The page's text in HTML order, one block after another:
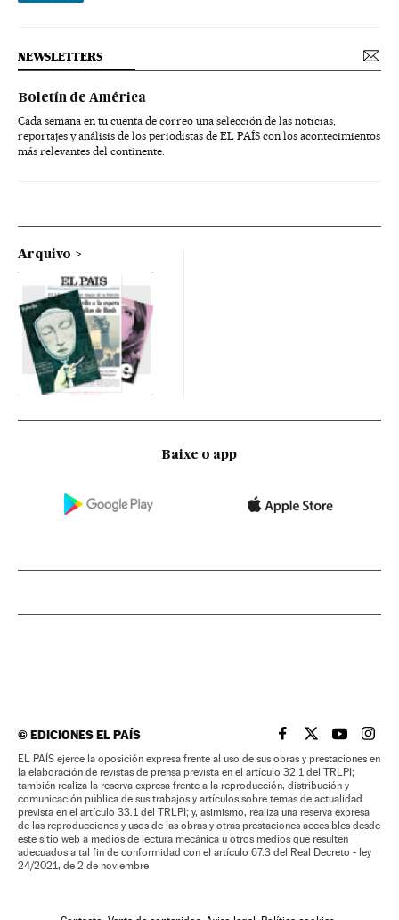
NEWSLETTERS
Boletín de América
Cada semana en tu cuenta de correo una selección de las noticias,
reportajes y análisis de los periodistas de EL PAÍS con los acontecimientos
más relevantes del continente.
Arquivo
Baixe o app
©EDICIONES EL PAÍS EL PAÍS BRASIL EN
EL PAÍSEL PAÍS
EL
EL PAÍS ejerce la oposición expresa frente al uso de sus obras y prestaciones en
la elaboración de revistas de prensa prevista en el artículo 32.1 del TRLPI;
también realiza la reserva expresa frente a la reproducción, distribución y
comunicación pública de sus trabajos y artículos sobre temas de actualidad
prevista en el artículo 33.1 del TRLPI; y, asimismo, realiza una reserva expresa
de las reproducciones y usos de las obras y otras prestaciones accesibles desde
este sitio web a medios de lectura mecánica u otros medios que resulten
adecuados a tal fin de conformidad con el artículo 67.3 del Real Decreto - ley
24/2021, de 2 de noviembre